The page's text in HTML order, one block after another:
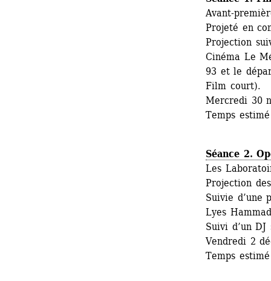
Avant-
Projeté en
Projection
Cinéma Le
93 et le
Film court).
Mercredi 30
Temps
Séance 2.
Les
Projection
Suivie d’une
Lyes
Suivi d’un DJ
Vendredi 2
Temps